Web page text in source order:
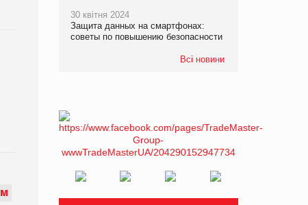
М
30 квітня 2024
Защита данных на смартфонах:
советы по повышению безопасности
Всі новини